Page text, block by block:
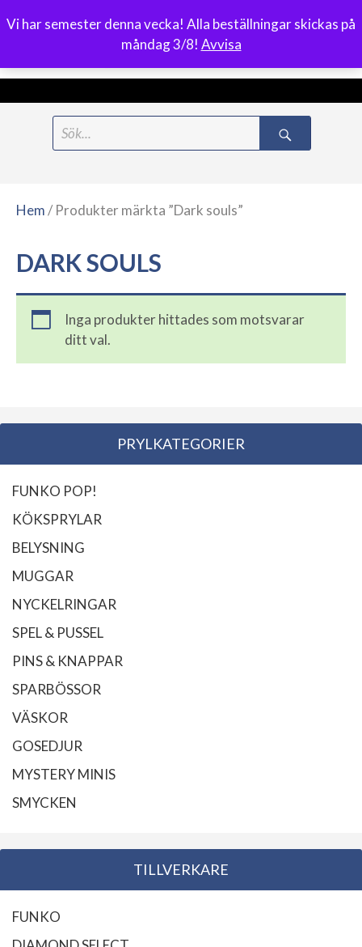
Vi har semester denna vecka! Alla beställningar skickas på
måndag 3/8! Avvisa
0
Meny
Hem/ Produkter märkta ”Dark souls”
DARK SOULS
Inga produkter hittades som motsvarar
ditt val.
PRYLKATEGORIER
FUNKO POP!
KÖKSPRYLAR
BELYSNING
MUGGAR
NYCKELRINGAR
SPEL & PUSSEL
PINS & KNAPPAR
SPARBÖSSOR
VÄSKOR
GOSEDJUR
MYSTERY MINIS
SMYCKEN
TILLVERKARE
FUNKO